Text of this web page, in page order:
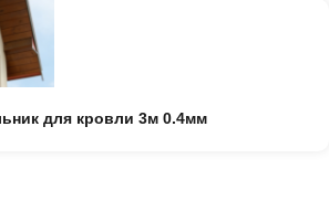
для кровли 3м 0.4мм